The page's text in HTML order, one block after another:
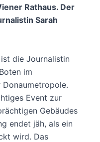
Rathaus. Der
Sarah
die Journalistin
im
Event zur
Gebäudes
endet jäh, als ein
wird. Das